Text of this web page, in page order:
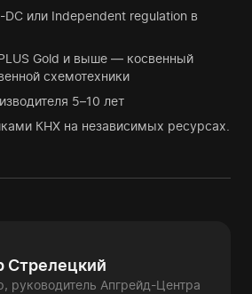
или Independent regulation в
Gold и выше — косвенный
схемотехники
5–10 лет
КНХ на независимых ресурсах.
Стрелецкий
руководитель Апгрейд-Центра